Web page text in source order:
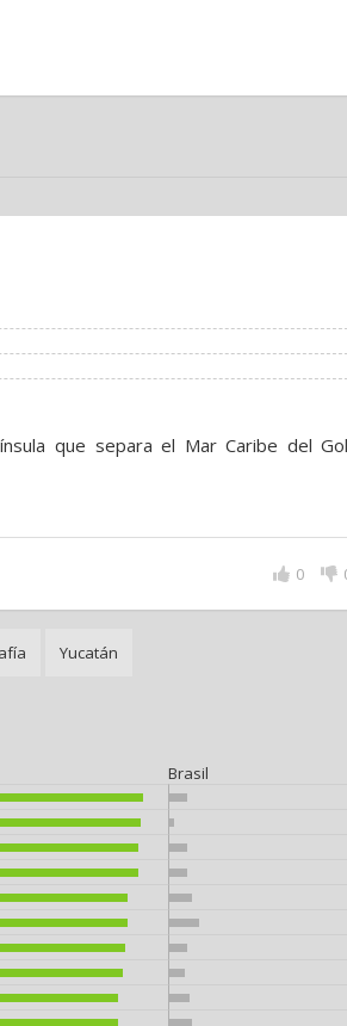
que separa el Mar Caribe del
0
Yucatán
Brasil